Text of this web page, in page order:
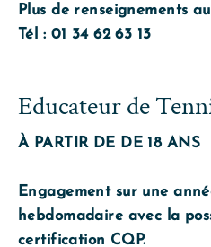
Plus de renseignements
Tél : 01 34 62 63 13
Educateur de
À PARTIR DE DE 18 ANS
Engagement sur une
hebdomadaire avec la
certification CQP.